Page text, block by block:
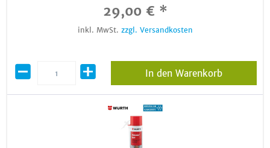
29,00 € *
inkl. MwSt. zzgl. Versandkosten
In den Warenkorb